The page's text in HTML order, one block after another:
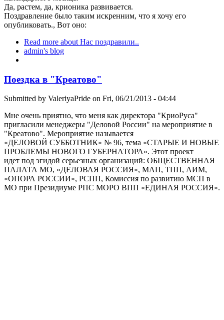
Да, растем, да, крионика развивается.
Поздравление было таким искренним, что я хочу его
опубликовать., Вот оно:
Read more about Нас поздравили..
admin's blog
Поездка в "Креатово"
Submitted by ValeriyaPride on Fri, 06/21/2013 - 04:44
Мне очень приятно, что меня как директора "КриоРуса"
пригласили менеджеры "Деловой России" на мероприятие в
"Креатово". Мероприятие называется
«ДЕЛОВОЙ СУББОТНИК» № 96, тема «СТАРЫЕ И НОВЫЕ
ПРОБЛЕМЫ НОВОГО ГУБЕРНАТОРА». Этот проект
идет под эгидой серьезных организаций: ОБЩЕСТВЕННАЯ
ПАЛАТА МО, «ДЕЛОВАЯ РОССИЯ», МАП, ТПП, АИМ,
«ОПОРА РОССИИ», РСПП, Комиссия по развитию МСП в
МО при Президиуме РПС МОРО ВПП «ЕДИНАЯ РОССИЯ».